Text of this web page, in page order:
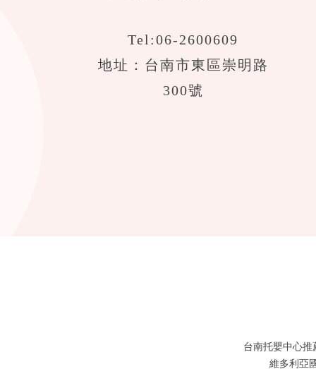
Tel:06-2600609
地址：台南市東區崇明路
300號
台南托嬰中心推
維多利亞